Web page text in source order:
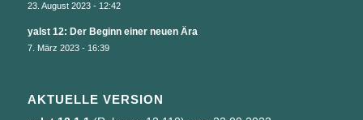
23. August 2023 - 12:42
yalst 12: Der Beginn einer neuen Ära
7. März 2023 - 16:39
AKTUELLE VERSION